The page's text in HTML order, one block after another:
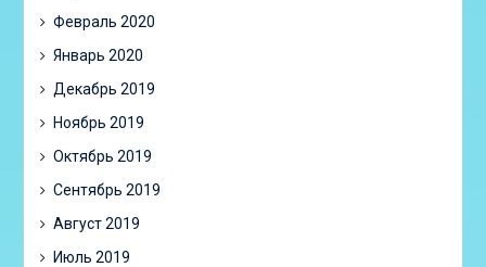
Февраль 2020
Январь 2020
Декабрь 2019
Ноябрь 2019
Октябрь 2019
Сентябрь 2019
Август 2019
Июль 2019